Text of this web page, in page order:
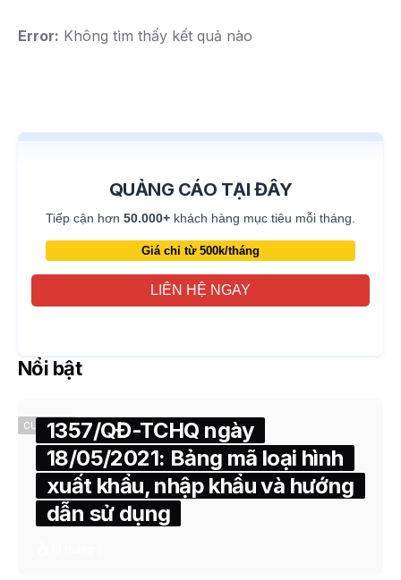
Error: Không tìm thấy kết quả nào
QUẢNG CÁO TẠI ĐÂY
Tiếp cận hơn 50.000+ khách hàng mục tiêu mỗi tháng.
Giá chỉ từ 500k/tháng
LIÊN HỆ NGAY
Nổi bật
CUSTOMS1357/QĐ-TCHQ ngày
18/05/2021: Bảng mã loại hình
xuất khẩu, nhập khẩu và hướng
dẫn sử dụng